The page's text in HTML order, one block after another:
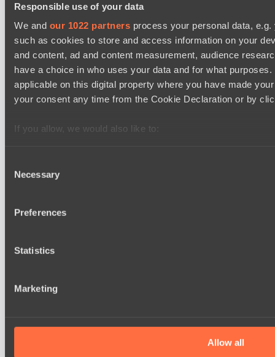
Responsible use of your data
We and our 1022 partners process your personal data,
such as cookies to store and access information on your
and content, ad and content measurement, audience
have a choice in who uses your data and for what
applicable on this digital property where you have made
your consent any time from the Cookie Declaration or by
If you allow, we would also like to:
Identify your device by actively scanning it for
section
our traffic. We also share information about your use of our
Selection
Necessary
Preferences
Statistics
Marketing
Allow all
09:00
Zero Tenacity
BO3
No Hoodwink
EPL Masters I
12:00
Ilbirs eSports
Последние результаты
Lunar Horse Trophy 8